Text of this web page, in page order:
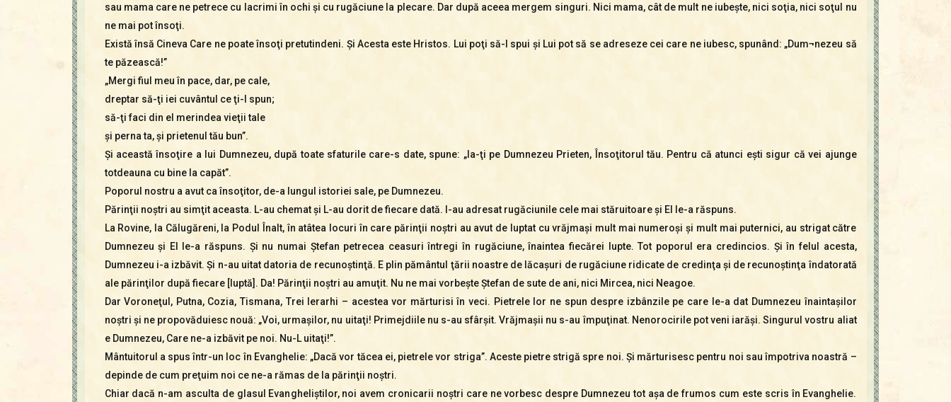
sau mama care ne petrece cu lacrimi în ochi şi cu rugăciune la plecare. Dar după aceea mergem singuri. Nici mama, cât de mult ne iubeşte, nici soţia, nici soţul nu
ne mai pot însoţi.
Există însă Cineva Care ne poate însoţi pretutindeni. Şi Acesta este Hristos. Lui poţi să-I spui şi Lui pot să se adreseze cei care ne iubesc, spunând: „Dum¬nezeu să
te păzească!”
„Mergi fiul meu în pace, dar, pe cale,
dreptar să-ţi iei cuvântul ce ţi-l spun;
să-ţi faci din el merindea vieţii tale
şi perna ta, şi prietenul tău bun”.
Şi această însoţire a lui Dumnezeu, după toate sfaturile care-s date, spune: „Ia-ţi pe Dumnezeu Prieten, Însoţitorul tău. Pentru că atunci eşti sigur că vei ajunge
totdeauna cu bine la capăt”.
Poporul nostru a avut ca însoţitor, de-a lungul istoriei sale, pe Dumnezeu.
Părinţii noştri au simţit aceasta. L-au chemat şi L-au dorit de fiecare dată. I-au adresat rugăciunile cele mai stăruitoare şi El le-a răspuns.
La Rovine, la Călugăreni, la Podul Înalt, în atâtea locuri în care părinţii noştri au avut de luptat cu vrăjmaşi mult mai numeroşi şi mult mai puternici, au strigat către
Dumnezeu şi El le-a răspuns. Şi nu numai Ştefan petrecea ceasuri întregi în rugăciune, înaintea fiecărei lupte. Tot poporul era credincios. Şi în felul acesta,
Dumnezeu i-a izbăvit. Şi n-au uitat datoria de recunoştinţă. E plin pământul ţării noastre de lăcaşuri de rugăciune ridicate de credinţa şi de recunoştinţa îndatorată
ale părinţilor după fiecare [luptă]. Da! Părinţii noştri au amuţit. Nu ne mai vorbeşte Ştefan de sute de ani, nici Mircea, nici Neagoe.
Dar Voroneţul, Putna, Cozia, Tismana, Trei Ierarhi – acestea vor mărturisi în veci. Pietrele lor ne spun despre izbânzile pe care le-a dat Dumnezeu înaintaşilor
noştri şi ne propovăduiesc nouă: „Voi, urmaşilor, nu uitaţi! Primejdiile nu s-au sfârşit. Vrăjmaşii nu s-au împuţinat. Nenorocirile pot veni iarăşi. Singurul vostru aliat
e Dumnezeu, Care ne-a izbăvit pe noi. Nu-L uitaţi!”.
Mântuitorul a spus într-un loc în Evanghelie: „Dacă vor tăcea ei, pietrele vor striga”. Aceste pietre strigă spre noi. Şi mărturisesc pentru noi sau împotriva noastră –
depinde de cum preţuim noi ce ne-a rămas de la părinţii noştri.
Chiar dacă n-am asculta de glasul Evangheliştilor, noi avem cronicarii noştri care ne vorbesc despre Dumnezeu tot aşa de frumos cum este scris în Evanghelie.